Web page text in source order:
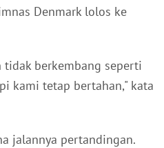
Denmark lolos ke
tidak berkembang seperti
kami tetap bertahan," kata
jalannya pertandingan.